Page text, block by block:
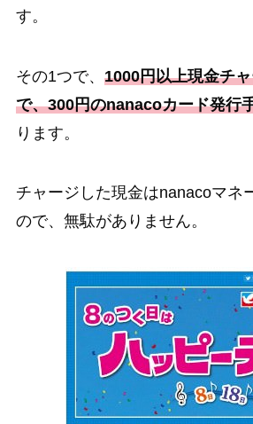
す。
その1つで、 1000円以上現金チ
で、300円のnanacoカード発行
ります。
チャージした現金はnanacoマネ
ので、無駄がありません。